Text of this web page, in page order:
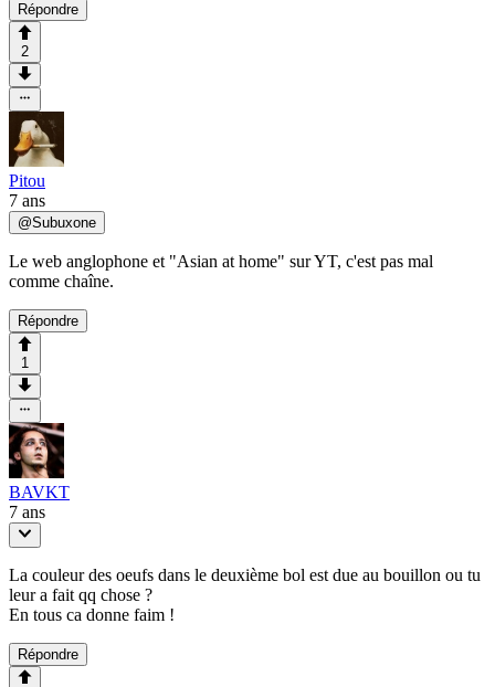
Répondre
2
Pitou
7 ans
@Subuxone
Le web anglophone et "Asian at home" sur YT, c'est pas mal
comme chaîne.
Répondre
1
BAVKT
7 ans
La couleur des oeufs dans le deuxième bol est due au bouillon ou tu
leur a fait qq chose ?
En tous ca donne faim !
Répondre